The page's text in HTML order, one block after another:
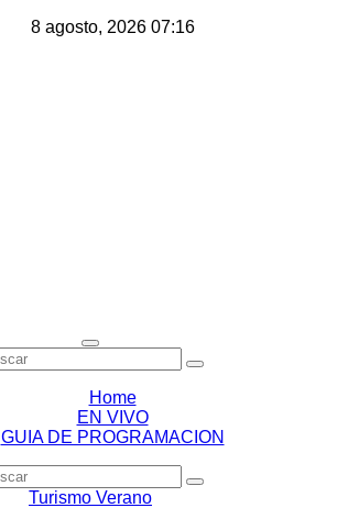
Saltar
8 agosto, 2026 07:16
Home
EN VIVO
GUIA DE PROGRAMACION
Turismo Verano